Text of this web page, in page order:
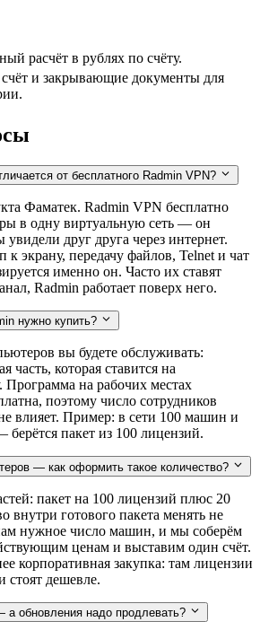
расчёт в рублях по счёту.
и закрывающие документы для
от бесплатного Radmin VPN?
Фаматек. Radmin VPN бесплатно
в одну виртуальную сеть — он
друг друга через интернет.
экрану, передачу файлов, Telnet и чат
именно он. Часто их ставят
Radmin работает поверх него.
нужно купить?
вы будете обслуживать:
часть, которая ставится на
на рабочих местах
поэтому число сотрудников
влияет. Пример: в сети 100 машин и
пакет из 100 лицензий.
— как оформить такое количество?
пакет на 100 лицензий плюс 20
внутри готового пакета менять не
нужное число машин, и мы соберём
ценам и выставим один счёт.
корпоративная закупка: там лицензии
стоят дешевле.
а обновления надо продлевать?